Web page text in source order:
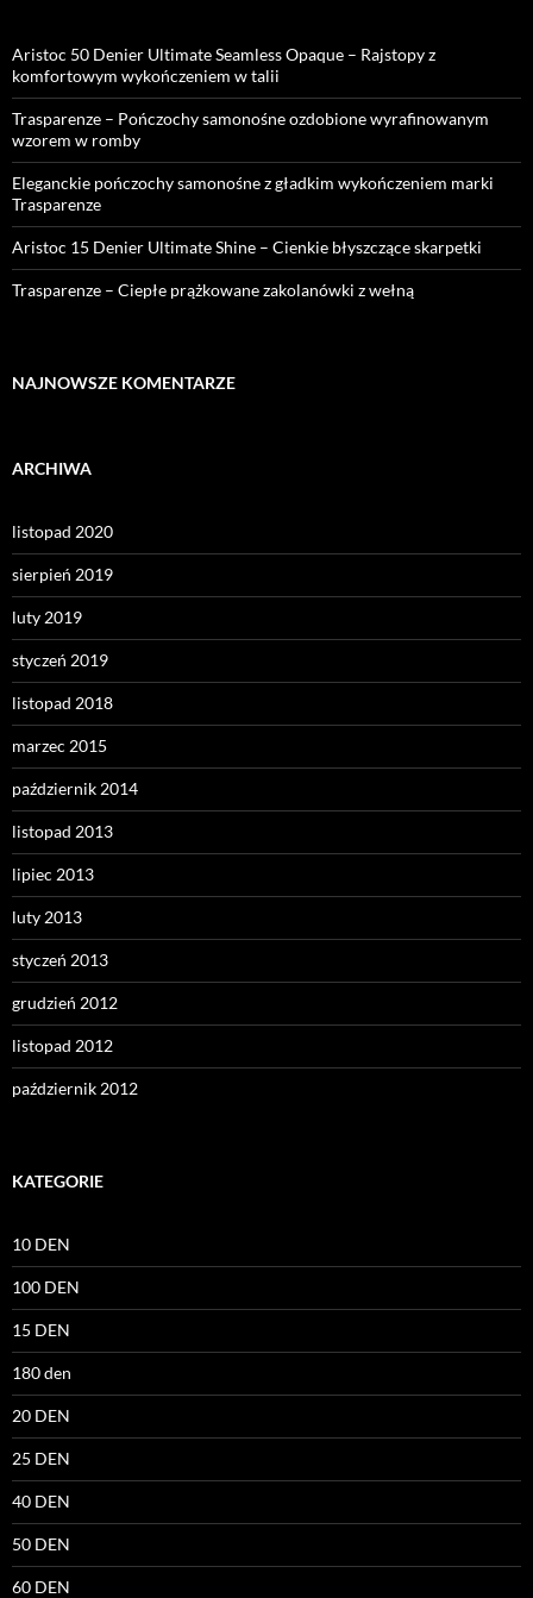
Aristoc 50 Denier Ultimate Seamless Opaque – Rajstopy z
komfortowym wykończeniem w talii
Trasparenze – Pończochy samonośne ozdobione wyrafinowanym
wzorem w romby
Eleganckie pończochy samonośne z gładkim wykończeniem marki
Trasparenze
Aristoc 15 Denier Ultimate Shine – Cienkie błyszczące skarpetki
Trasparenze – Ciepłe prążkowane zakolanówki z wełną
NAJNOWSZE KOMENTARZE
ARCHIWA
listopad 2020
sierpień 2019
luty 2019
styczeń 2019
listopad 2018
marzec 2015
październik 2014
listopad 2013
lipiec 2013
luty 2013
styczeń 2013
grudzień 2012
listopad 2012
październik 2012
KATEGORIE
10 DEN
100 DEN
15 DEN
180 den
20 DEN
25 DEN
40 DEN
50 DEN
60 DEN